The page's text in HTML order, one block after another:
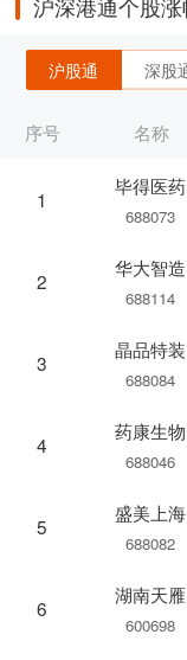
沪深港通个股
沪股通 深股
序号 名称
1
毕得医药
688073
2
华大智造
688114
3
晶品特装
688084
4
药康生物
688046
5
盛美上海
688082
6
湖南天雁
600698